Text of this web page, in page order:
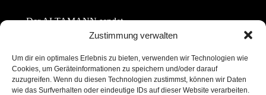
Zustimmung verwalten
Um dir ein optimales Erlebnis zu bieten, verwenden wir Technologien wie
Cookies, um Geräteinformationen zu speichern und/oder darauf
zuzugreifen. Wenn du diesen Technologien zustimmst, können wir Daten
wie das Surfverhalten oder eindeutige IDs auf dieser Website verarbeiten.
Der ALTAMANN sendet
keinen Spam! Er gibt
weiter. Erfahre mehr in
unserer
Datenschutzerklärung.